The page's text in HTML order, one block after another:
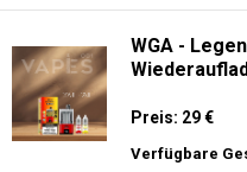
WGA -
Preis: 29 €
Verfügbare